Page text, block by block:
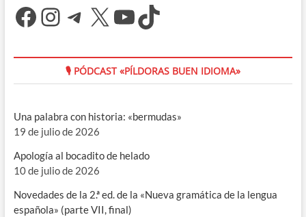
Facebook
Instagram
Telegram
X YouTube
TikTok
🎙 PÓDCAST «PÍLDORAS BUEN IDIOMA»
Una palabra con historia: «bermudas»
19 de julio de 2026
Apología al bocadito de helado
10 de julio de 2026
Novedades de la 2.ª ed. de la «Nueva gramática de la lengua
española» (parte VII, final)